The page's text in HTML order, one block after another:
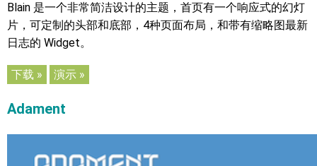
Blain 是一个非常简洁设计的主题，首页有一个响应式的幻灯
片，可定制的头部和底部，4种页面布局，和带有缩略图最新
日志的 Widget。
下载 » 演示 »
Adament